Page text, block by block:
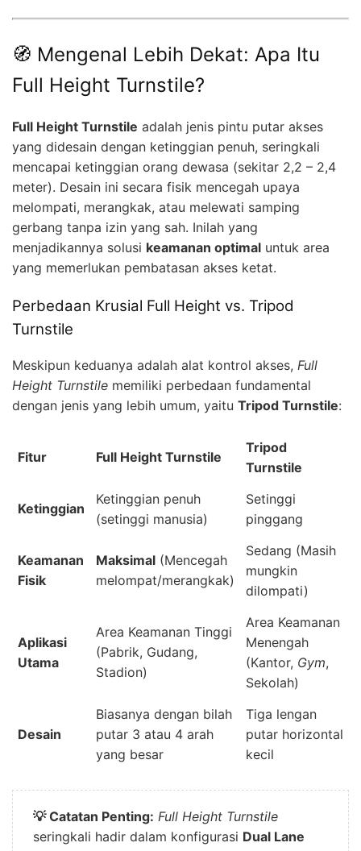
🧭 Mengenal Lebih Dekat: Apa Itu
Full Height Turnstile?
Full Height Turnstile adalah jenis pintu putar akses
yang didesain dengan ketinggian penuh, seringkali
mencapai ketinggian orang dewasa (sekitar 2,2 – 2,4
meter). Desain ini secara fisik mencegah upaya
melompati, merangkak, atau melewati samping
gerbang tanpa izin yang sah. Inilah yang
menjadikannya solusi keamanan optimal untuk area
yang memerlukan pembatasan akses ketat.
Perbedaan Krusial Full Height vs. Tripod
Turnstile
Meskipun keduanya adalah alat kontrol akses, Full
Height Turnstile memiliki perbedaan fundamental
dengan jenis yang lebih umum, yaitu Tripod Turnstile:
Fitur Full Height Turnstile
Tripod
Turnstile
Ketinggian
Ketinggian penuh
(setinggi manusia)
Setinggi
pinggang
Keamanan
Fisik
Maksimal (Mencegah
melompat/merangkak)
Sedang (Masih
mungkin
dilompati)
Aplikasi
Utama
Area Keamanan Tinggi
(Pabrik, Gudang,
Stadion)
Area Keamanan
Menengah
(Kantor, Gym,
Sekolah)
Desain
Biasanya dengan bilah
putar 3 atau 4 arah
yang besar
Tiga lengan
putar horizontal
kecil
💡 Catatan Penting: Full Height Turnstile
seringkali hadir dalam konfigurasi Dual Lane